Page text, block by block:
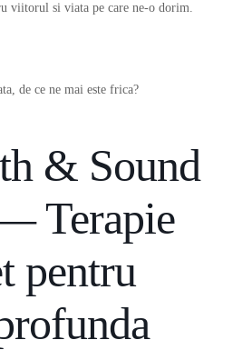
viitorul si viata pe care ne-o dorim.
de ce ne mai este frica?
& Sound
Terapie
pentru